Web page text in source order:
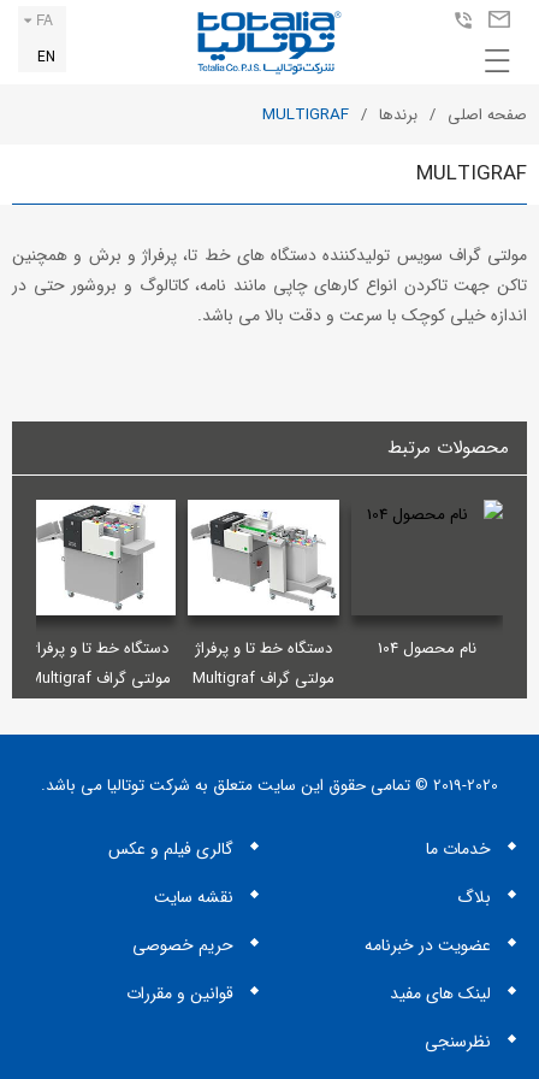
FA
EN
صفحه اصلی برندها MULTIGRAF
MULTIGRAF
مولتی گراف سویس تولیدکننده دستگاه های خط تا، پرفراژ و برش و همچنین
تاکن جهت تاکردن انواع کارهای چاپی مانند نامه، کاتالوگ و بروشور حتی در
اندازه خیلی کوچک با سرعت و دقت بالا می باشد.
محصولات مرتبط
نام محصول 104
دستگاه خط تا و پرفراژ
مولتی گراف Multigraf
DUO with PFM
دستگاه خط تا و پرفراژ
مولتی گراف Multigraf
DUO
خدمات ما
بلاگ
عضویت در خبرنامه
لینک های مفید
نظرسنجی
گالری فیلم و عکس
نقشه سایت
حریم خصوصی
قوانین و مقررات
2019-2020 © تمامی حقوق این سایت متعلق به شرکت توتالیا می باشد.